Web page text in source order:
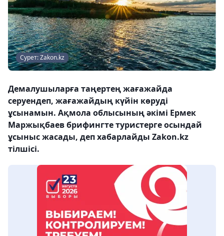
Сурет: Zakon.kz
Демалушыларға таңертең жағажайда
серуендеп, жағажайдың күйін көруді
ұсынамын. Ақмола облысының әкімі Ермек
Маржықбаев брифингте туристерге осындай
ұсыныс жасады, деп хабарлайды Zakon.kz
тілшісі.